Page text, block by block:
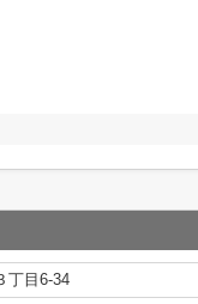
丁目6-34